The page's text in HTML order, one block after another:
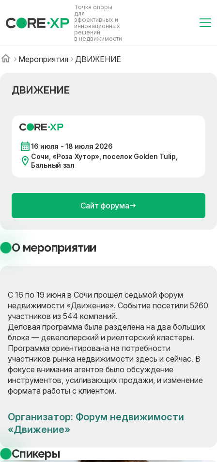
Точка опоры
для
эффективных и
инновационных
решений
в недвижимости
Мероприятия ДВИЖЕНИЕ
ДВИЖЕНИЕ
16 июля - 18 июля 2026
Сочи, «Роза Хутор», поселок Golden Tulip,
Бальный зал
Сайт форума
О мероприятии
С 16 по 19 июня в Сочи прошел седьмой форум
недвижимости «Движение». Событие посетили 5260
участников из 544 компаний.
Деловая программа была разделена на два больших
блока — девелоперский и риелторский кластеры.
Программа ориентирована на потребности
участников рынка недвижимости здесь и сейчас. В
фокусе внимания агентов было обсуждение
инструментов, усиливающих продажи, и изменение
формата работы с клиентом.
Организатор: Форум недвижимости
«Движение»
Спикеры